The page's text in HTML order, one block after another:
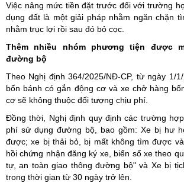
Việc nâng mức tiền đặt trước đối với trường
dụng đất là một giải pháp nhằm ngăn chặn
nhằm trục lợi rồi sau đó bỏ cọc.
Thêm nhiều nhóm phương tiện được
đường bộ
Theo Nghị định 364/2025/NĐ-CP, từ ngày 1/
bốn bánh có gắn động cơ và xe chở hàng
cơ sẽ không thuộc đối tượng chịu phí.
Đồng thời, Nghị định quy định các trường
phí sử dụng đường bộ, bao gồm: Xe bị hư
được; xe bị thải bỏ, bị mất không tìm được
hồi chứng nhận đăng ký xe, biển số xe theo
tự, an toàn giao thông đường bộ" và Xe bị
trong thời gian từ 30 ngày trở lên.